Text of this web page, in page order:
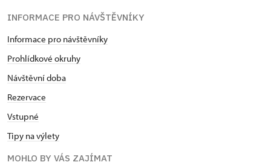
INFORMACE PRO NÁVŠTĚVNÍKY
Informace pro návštěvníky
Prohlídkové okruhy
Návštěvní doba
Rezervace
Vstupné
Tipy na výlety
MOHLO BY VÁS ZAJÍMAT